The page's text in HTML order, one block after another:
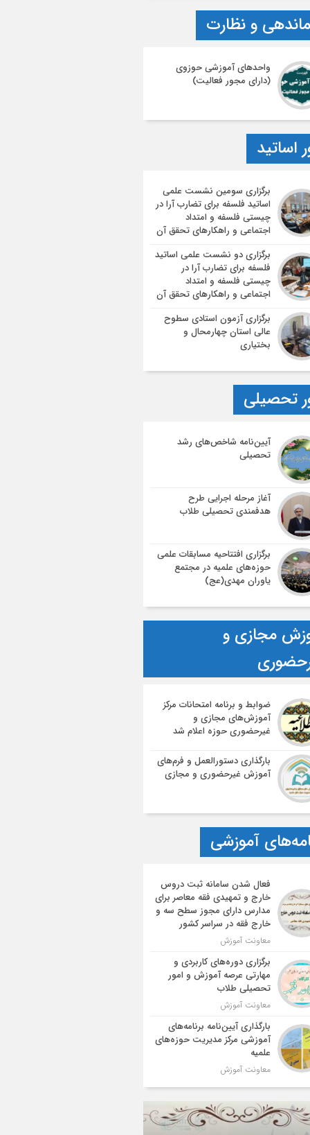
و نظارت
واحدهای آموزشی حوزوی
(دارای مجور فعالیت)
اساتید
برگزاری سومین نشست علمی
اساتید فلسفه برای تضارب آرا در
چیستی فلسفه و امتداد
اجتماعی و راهکارهای تحقق آن
برگزاری دو نشست علمی اساتید
فلسفه برای تضارب آرا در
چیستی فلسفه و امتداد
اجتماعی و راهکارهای تحقق آن
برگزاری آزمون استادی سطوح
عالی استان چهارمحال و
بختیاری
تحصیلی
آیین‌نامه شاخص‌های رشد
تحصیلی
آغاز مرحله اجرایی طرح
هدفمندی تحصیلی طلاب
برگزاری افتتاحیه مسابقات علمی
حوزه‌های علمیه در مجتمع
یاوران مهدی(عج)
مجازی و
ضوابط و برنامه امتحانات مرکز
آموزش‌های مجازی و
غیرحضوری حوزه اعلام شد
بارگذاری دستورالعمل و فرم‌های
آموزش غیرحضوری و مجازی
آموزشی
فعال شدن سامانه ثبت دروس
خارج و تمهیدی فقه معاصر برای
مدارس دارای مجوز سطح سه و
خارج فقه در سراسر کشور
معاونت آموزش
برگزاری دوره‌های کاربردی و
مهارتی عرصه آموزش و امور
تحصیلی طلاب
معاونت آموزش
بارگذاری آیین‌نامه برنامه‌های
آموزشی مرکز مدیریت حوزه‌های
علمیه
معاونت آموزش